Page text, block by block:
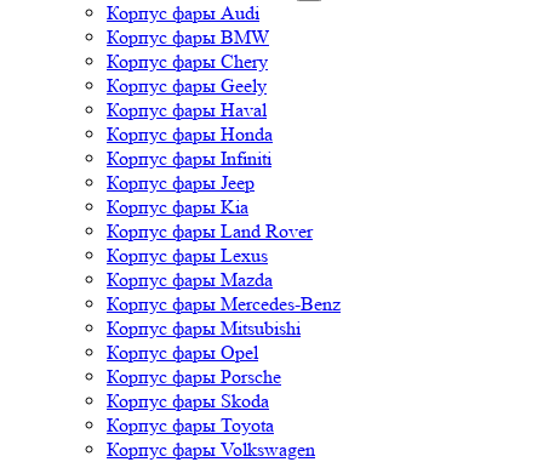
Корпус фары Audi
Корпус фары BMW
Корпус фары Chery
Корпус фары Geely
Корпус фары Haval
Корпус фары Honda
Корпус фары Infiniti
Корпус фары Jeep
Корпус фары Kia
Корпус фары Land Rover
Корпус фары Lexus
Корпус фары Mazda
Корпус фары Mercedes-Benz
Корпус фары Mitsubishi
Корпус фары Opel
Корпус фары Porsche
Корпус фары Skoda
Корпус фары Toyota
Корпус фары Volkswagen